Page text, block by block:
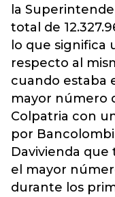
la
total de
lo que significa
respecto al
cuando estaba
mayor número
Colpatria con
por
Davivienda que
el mayor
durante los